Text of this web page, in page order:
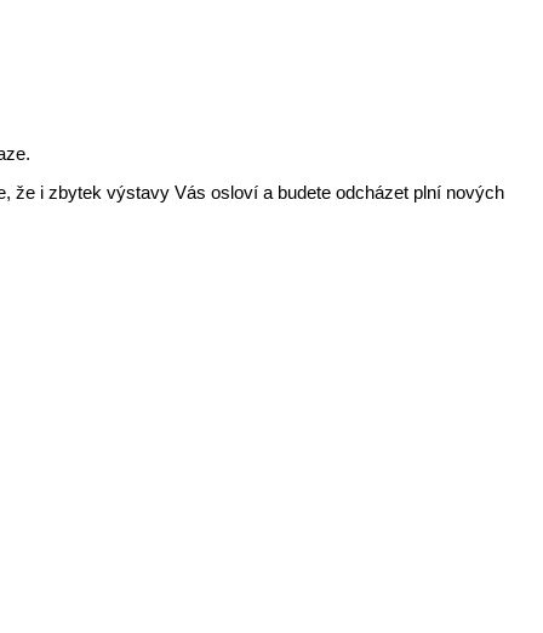
že i zbytek výstavy Vás osloví a budete odcházet plní nových